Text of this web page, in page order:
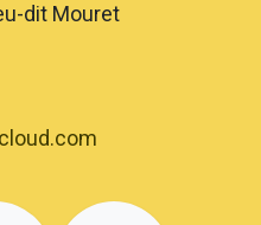
dit Mouret